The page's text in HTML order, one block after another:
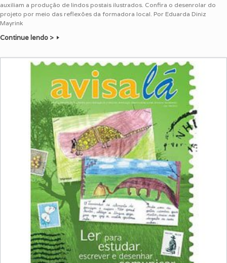
auxiliam a produção de lindos postais ilustrados. Confira o desenrolar do
projeto por meio das reflexões da formadora local. Por Eduarda Diniz
Mayrink
Continue lendo >